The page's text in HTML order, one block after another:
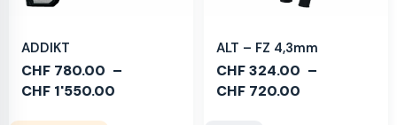
ADDIKT
CHF 780.00 –
CHF 1'550.00
ALT – FZ 4,3mm
CHF324.00 –
CHF 720.00